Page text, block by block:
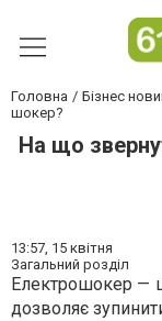
Головна Бізнес
шокер?
На що
13:57, 15 квітня
Загальний розділ
Електрошокер —
дозволяє